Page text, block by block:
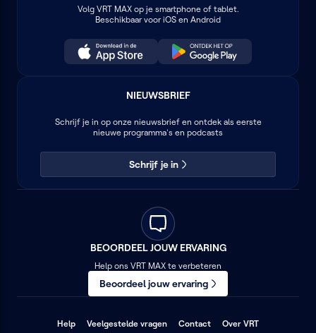
Volg VRT MAXop je smartphone of tablet.
Beschikbaar voor iOS en Android
NIEUWSBRIEF
Schrijf je in op onze nieuwsbrief en ontdek als eerste
nieuwe programma's en podcasts
Schrijf je in
BEOORDEEL JOUW ERVARING
Help ons VRT MAX te verbeteren
Beoordeel jouw ervaring
Help Veelgestelde vragen (opent
Contact (opent
Over VRT